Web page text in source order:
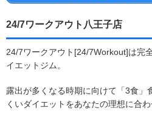
24/7ワークアウト八王子店
24/7ワークアウト[24/7Workout]は完
イエットジム。
露出が多くなる時期に向けて「3食」
くいダイエットをあなたの理想に合わ